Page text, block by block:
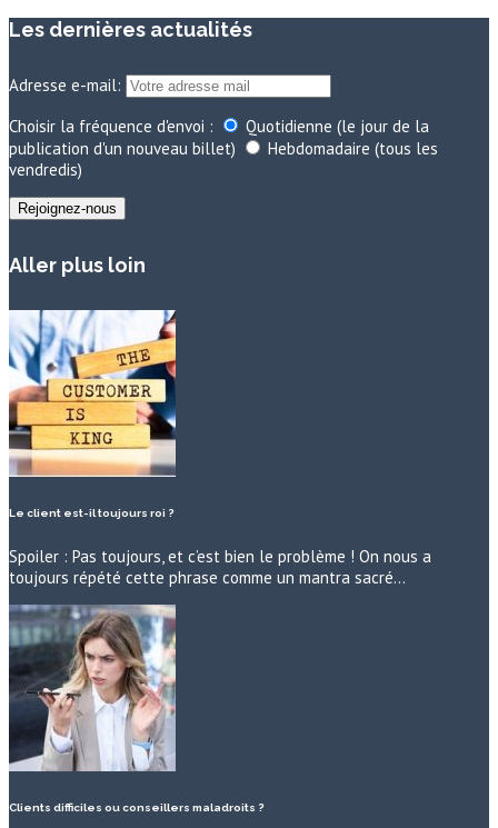
Les dernières actualités
Adresse e-mail:
Choisir la fréquence d'envoi :
Quotidienne (le jour de la
publication d'un nouveau billet)
Hebdomadaire (tous les
vendredis)
Aller plus loin
Le client est-il toujours roi ?
Spoiler : Pas toujours, et c’est bien le problème ! On nous a
toujours répété cette phrase comme un mantra sacré…
Clients difficiles ou conseillers maladroits ?